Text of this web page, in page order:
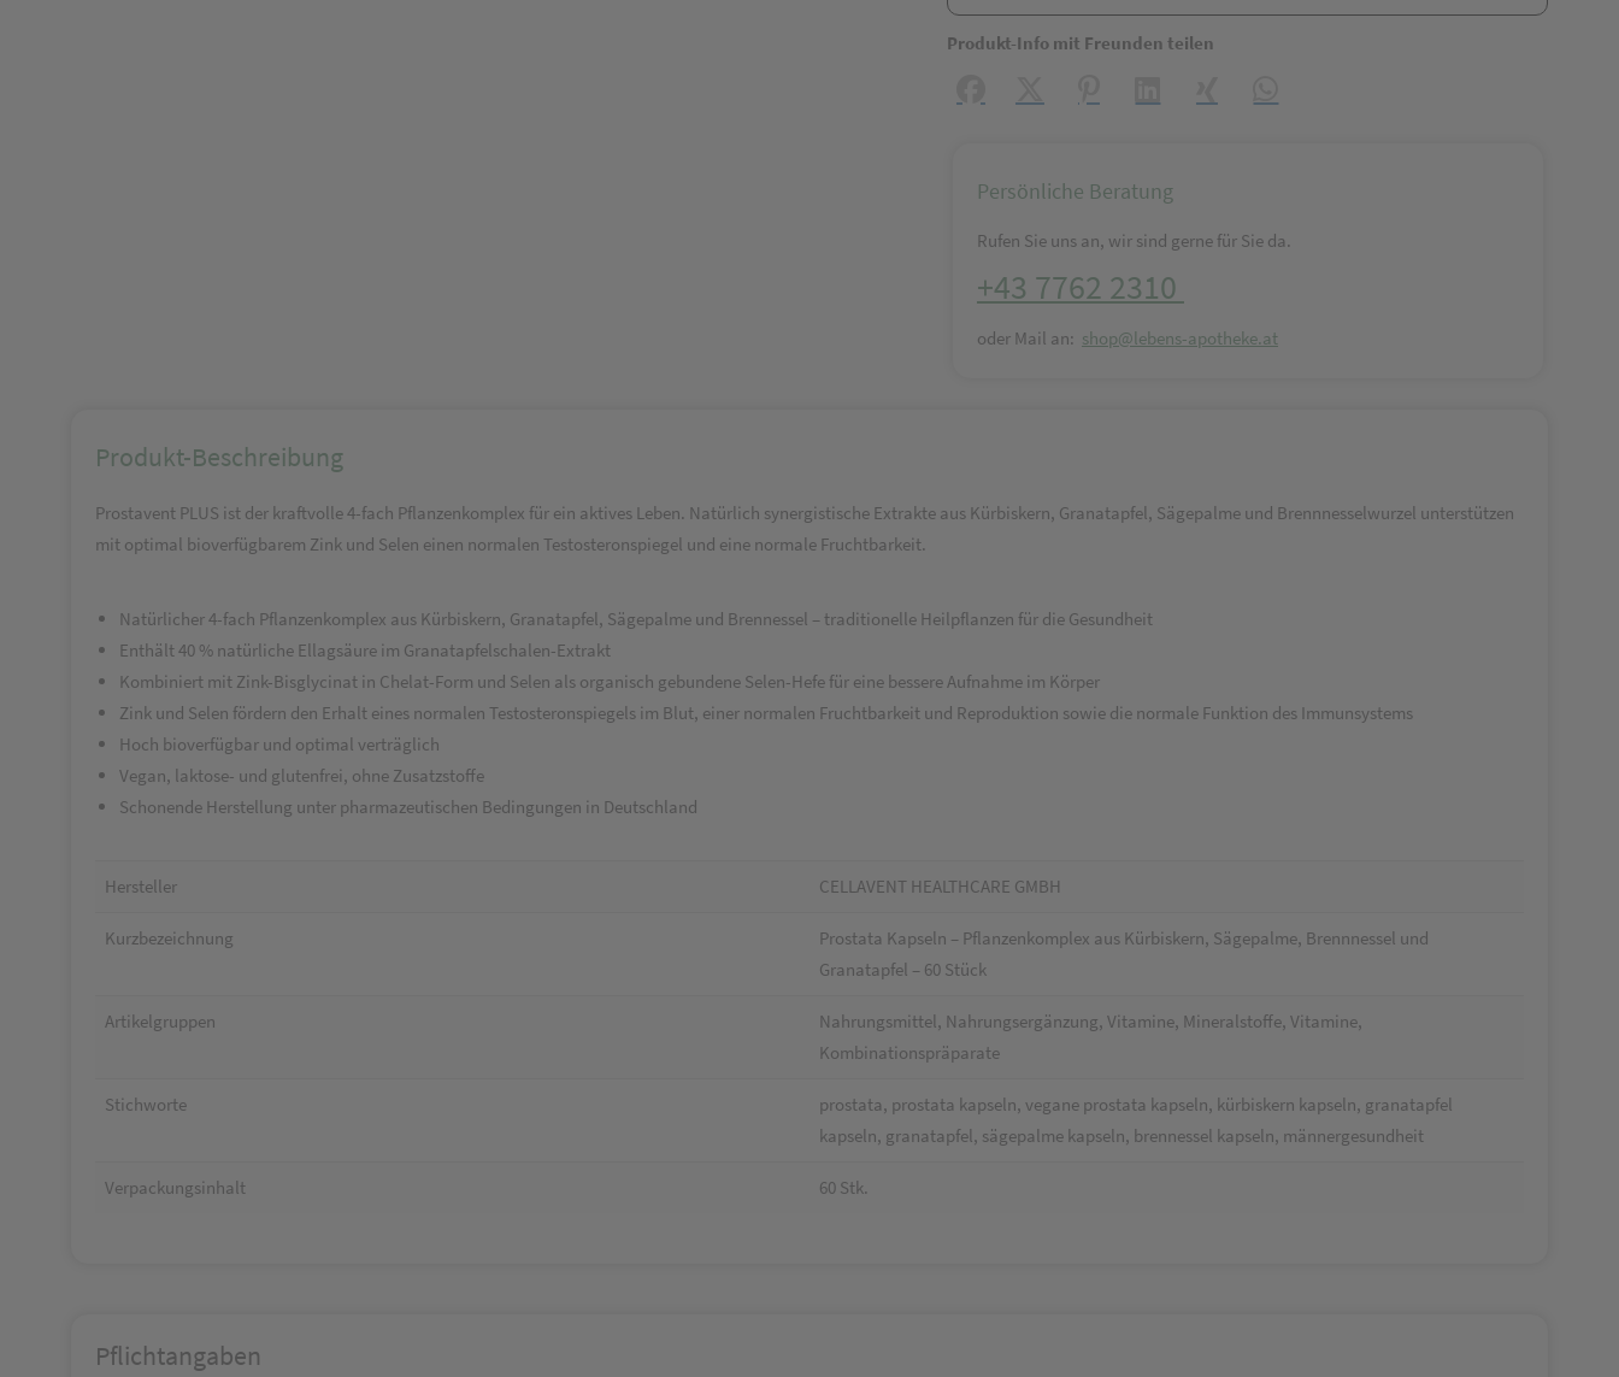
Produkt-Info mit Freunden teilen
Persönliche Beratung
Rufen Sie uns an, wir sind gerne für Sie da.
+43 7762 2310
oder Mail an: shop@lebens-apotheke.at
Produkt-Beschreibung
Prostavent PLUS ist der kraftvolle 4-fach Pflanzenkomplex für ein aktives Leben. Natürlich synergistische Extrakte aus Kürbiskern, Granatapfel, Sägepalme und Brennnesselwurzel unterstützen
mit optimal bioverfügbarem Zink und Selen einen normalen Testosteronspiegel und eine normale Fruchtbarkeit.
Natürlicher4-fach Pflanzenkomplex aus Kürbiskern, Granatapfel, Sägepalme und Brennessel – traditionelle Heilpflanzen für die Gesundheit
Enthält40 % natürliche Ellagsäure im Granatapfelschalen-Extrakt
Kombiniert mit Zink-Bisglycinat in Chelat-Form und Selen als organisch gebundene Selen-Hefe für eine bessere Aufnahme im Körper
Zink und Selen fördern den Erhalt eines normalen Testosteronspiegels im Blut, einer normalen Fruchtbarkeit und Reproduktion sowie die normale Funktion des Immunsystems
Hoch bioverfügbar und optimal verträglich
Vegan, laktose- und glutenfrei, ohne Zusatzstoffe
Schonende Herstellung unter pharmazeutischen Bedingungen in Deutschland
Hersteller CELLAVENT HEALTHCARE GMBH
Kurzbezeichnung
Prostata Kapseln – Pflanzenkomplex aus Kürbiskern, Sägepalme, Brennnessel und
Granatapfel – 60 Stück
Artikelgruppen
Nahrungsmittel, Nahrungsergänzung, Vitamine, Mineralstoffe, Vitamine,
Kombinationspräparate
Stichworte
prostata, prostata kapseln, vegane prostata kapseln, kürbiskern kapseln, granatapfel
kapseln, granatapfel, sägepalme kapseln, brennessel kapseln, männergesundheit
Verpackungsinhalt 60 Stk.
Pflichtangaben